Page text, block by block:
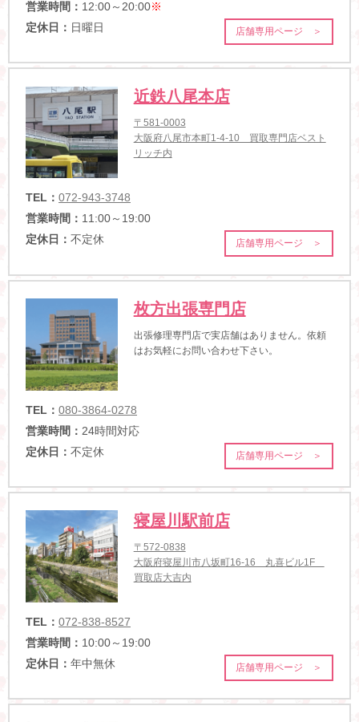
営業時間： 12:00～20:00※
定休日： 日曜日 店舗専用ページ ＞
近鉄八尾本店
〒581-0003
大阪府八尾市本町1-4-10 買取専門店ベスト
リッチ内
TEL： 072-943-3748
営業時間： 11:00～19:00
定休日： 不定休 店舗専用ページ ＞
枚方出張専門店
出張修理専門店で実店舗はありません。依頼
はお気軽にお問い合わせ下さい。
TEL： 080-3864-0278
営業時間： 24時間対応
定休日： 不定休 店舗専用ページ ＞
寝屋川駅前店
〒572-0838
大阪府寝屋川市八坂町16-16 丸喜ビル1F
買取店大吉内
TEL： 072-838-8527
営業時間： 10:00～19:00
定休日： 年中無休 店舗専用ページ ＞